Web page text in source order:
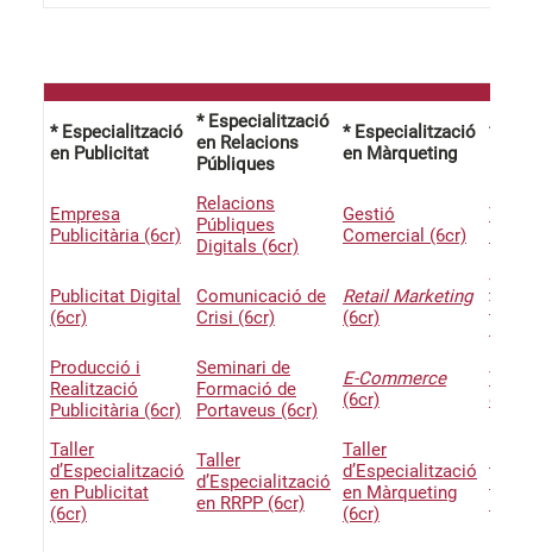
* Especialització
en Publicitat
* Especialització
en Relacions
Públiques
* Especialització
en Màrqueting
*
Empresa
Publicitària (6cr)
Relacions
Públiques
Digitals (6cr)
Gestió
Comercial (6cr)
Publicitat Digital
(6cr)
Comunicació de
Crisi (6cr)
Retail Marketing
(6cr)
TIC
Producció i
Realització
Publicitària (6cr)
Seminari de
Formació de
Portaveus (6cr)
E-Commerce
(6cr)
Taller
d’Especialització
en Publicitat
(6cr)
Taller
d’Especialització
en RRPP (6cr)
Taller
d’Especialització
en Màrqueting
(6cr)